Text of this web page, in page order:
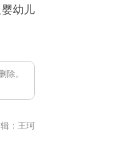
幼儿
除。
：王珂